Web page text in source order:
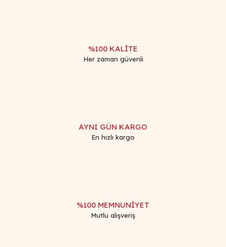
%100 KALİTE
Her zaman güvenli
AYNI GÜN KARGO
En hızlı kargo
%100 MEMNUNİYET
Mutlu alışveriş